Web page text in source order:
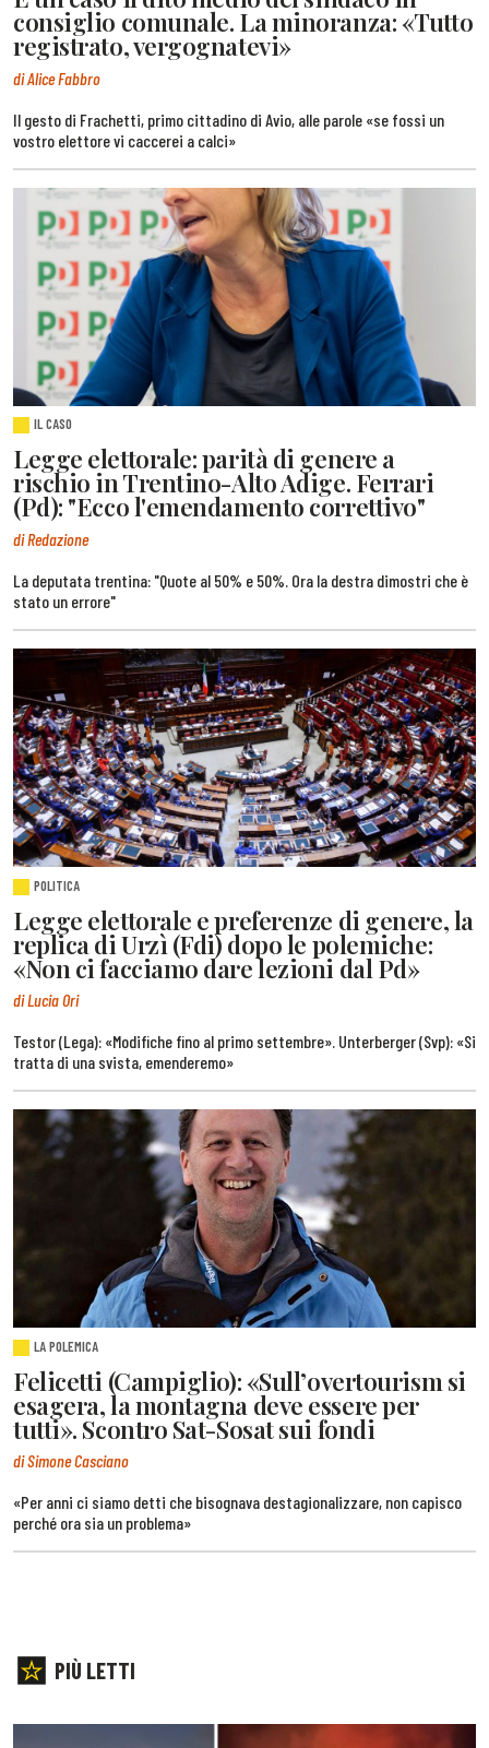
consiglio comunale. La minoranza: «Tutto
registrato, vergognatevi»
di Alice Fabbro
Il gesto di Frachetti, primo cittadino di Avio, alle parole «se fossi un
vostro elettore vi caccerei a calci»
IL CASO
Legge elettorale: parità di genere a
rischio in Trentino-Alto Adige. Ferrari
(Pd): "Ecco l'emendamento correttivo"
di Redazione
La deputata trentina: "Quote al 50% e 50%. Ora la destra dimostri che è
stato un errore"
POLITICA
Legge elettorale e preferenze di genere, la
replica di Urzì (Fdi) dopo le polemiche:
«Non ci facciamo dare lezioni dal Pd»
di Lucia Ori
Testor (Lega): «Modifiche fino al primo settembre». Unterberger (Svp): «Si
tratta di una svista, emenderemo»
LA POLEMICA
Felicetti (Campiglio): «Sull’overtourism si
esagera, la montagna deve essere per
tutti». Scontro Sat-Sosat sui fondi
di Simone Casciano
«Per anni ci siamo detti che bisognava destagionalizzare, non capisco
perché ora sia un problema»
PIÙ LETTI